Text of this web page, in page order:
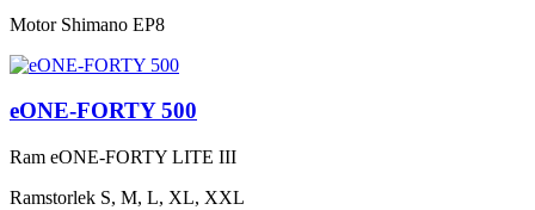
Motor Shimano EP8
eONE-FORTY 500
Ram eONE-FORTY LITE III
Ramstorlek S, M, L, XL, XXL